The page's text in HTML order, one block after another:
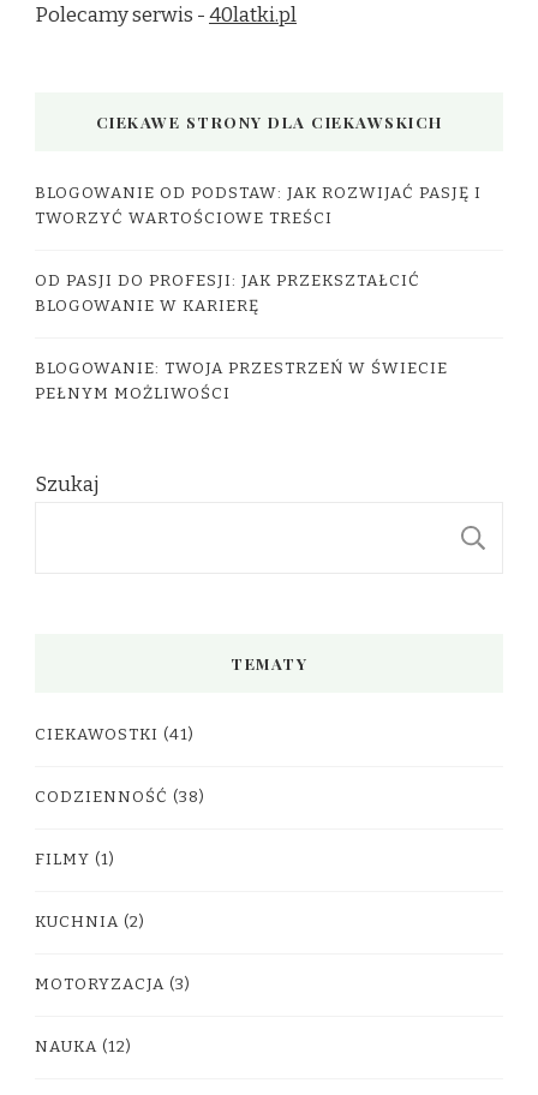
Polecamy serwis -40latki.pl
CIEKAWE STRONY DLA CIEKAWSKICH
BLOGOWANIE OD PODSTAW: JAK ROZWIJAĆ PASJĘ I
TWORZYĆ WARTOŚCIOWE TREŚCI
OD PASJI DO PROFESJI: JAK PRZEKSZTAŁCIĆ
BLOGOWANIE W KARIERĘ
BLOGOWANIE: TWOJA PRZESTRZEŃ W ŚWIECIE
PEŁNYM MOŻLIWOŚCI
Szukaj
TEMATY
CIEKAWOSTKI (41)
CODZIENNOŚĆ (38)
FILMY (1)
KUCHNIA (2)
MOTORYZACJA (3)
NAUKA (12)